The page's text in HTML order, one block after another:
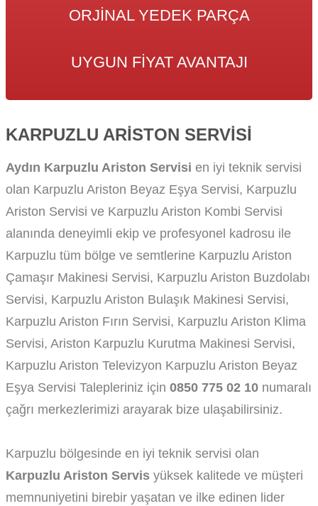
ORJINAL YEDEK PARÇA
UYGUN FIYAT AVANTAJI
KARPUZLU ARISTON SERVISI
Aydın Karpuzlu Ariston Servisi en iyi teknik servisi
olan Karpuzlu Ariston Beyaz Eşya Servisi, Karpuzlu
Ariston Servisi ve Karpuzlu Ariston Kombi Servisi
alanında deneyimli ekip ve profesyonel kadrosu ile
Karpuzlu tüm bölge ve semtlerine Karpuzlu Ariston
Çamaşır Makinesi Servisi, Karpuzlu Ariston Buzdolabı
Servisi, Karpuzlu Ariston Bulaşık Makinesi Servisi,
Karpuzlu Ariston Fırın Servisi, Karpuzlu Ariston Klima
Servisi, Ariston Karpuzlu Kurutma Makinesi Servisi,
Karpuzlu Ariston Televizyon Karpuzlu Ariston Beyaz
Eşya Servisi Talepleriniz için 0850 775 02 10 numaralı
çağrı merkezlerimizi arayarak bize ulaşabilirsiniz.
Karpuzlu bölgesinde en iyi teknik servisi olan
Karpuzlu Ariston Servis yüksek kalitede ve müşteri
memnuniyetini birebir yaşatan ve ilke edinen lider